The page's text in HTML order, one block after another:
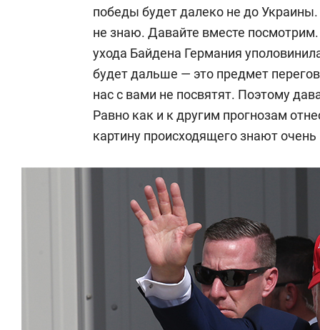
победы будет далеко не до
не знаю. Давайте вместе
ухода Байдена Германия
будет дальше — это предмет
нас с вами не посвятят. Поэтому
Равно как и к другим прогнозам
картину происходящего знают